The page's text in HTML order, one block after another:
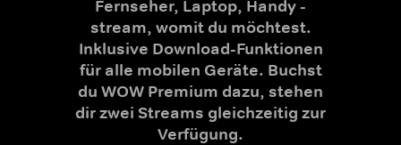
Fernseher, Laptop, Handy -
stream, womit du möchtest.
Inklusive Download-Funktionen
für alle mobilen Geräte. Buchst
du WOW Premium dazu, stehen
dir zwei Streams gleichzeitig zur
Verfügung.